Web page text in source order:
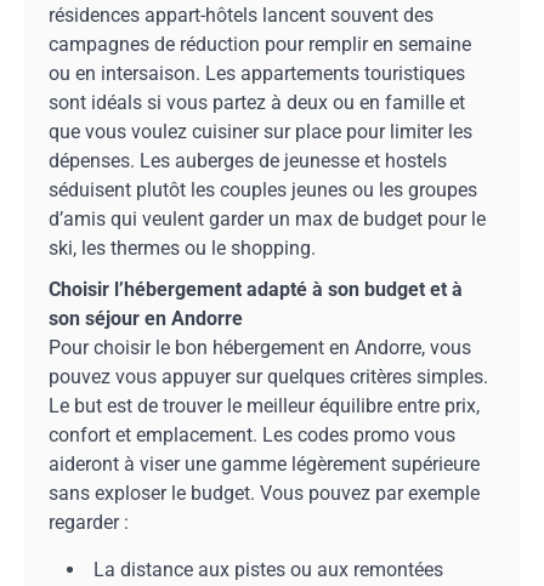
résidences appart-hôtels lancent souvent des
campagnes de réduction pour remplir en semaine
ou en intersaison. Les appartements touristiques
sont idéals si vous partez à deux ou en famille et
que vous voulez cuisiner sur place pour limiter les
dépenses. Les auberges de jeunesse et hostels
séduisent plutôt les couples jeunes ou les groupes
d’amis qui veulent garder un max de budget pour le
ski, les thermes ou le shopping.
Choisir l’hébergement adapté à son budget et à
son séjour en Andorre
Pour choisir le bon hébergement en Andorre, vous
pouvez vous appuyer sur quelques critères simples.
Le but est de trouver le meilleur équilibre entre prix,
confort et emplacement. Les codes promo vous
aideront à viser une gamme légèrement supérieure
sans exploser le budget. Vous pouvez par exemple
regarder :
La distance aux pistes ou aux remontées